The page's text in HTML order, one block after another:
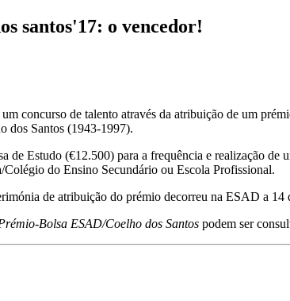
santos'17: o vencedor!
concurso de talento através da atribuição de um
dos Santos (1943-1997).
de Estudo (€12.500) para a frequência e realização
do Ensino Secundário ou Escola Profissional.
de atribuição do prémio decorreu na ESAD a 14
Bolsa ESAD/Coelho dos Santos podem ser